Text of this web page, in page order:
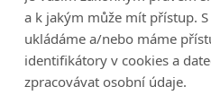
a k jakým může mít přístup.
ukládáme a/nebo máme
identifikátory v cookies a
zpracovávat osobní údaje.